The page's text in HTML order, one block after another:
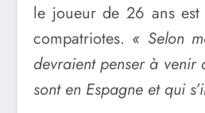
le joueur de 26 ans est
compatriotes. « Selon
devraient penser à venir
sont en Espagne et qui